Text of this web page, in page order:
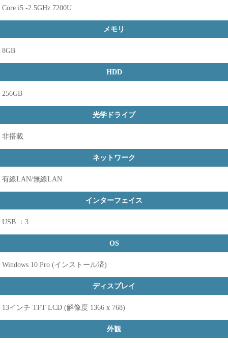
Core i5 -2.5GHz 7200U
メモリ
8GB
HDD
256GB
光学ドライブ
非搭載
ネットワーク
有線LAN/無線LAN
インターフェイス
USB ：3
OS
Windows 10 Pro (インストール済)
ディスプレイ
13インチ TFT LCD (解像度 1366 x 768)
外観